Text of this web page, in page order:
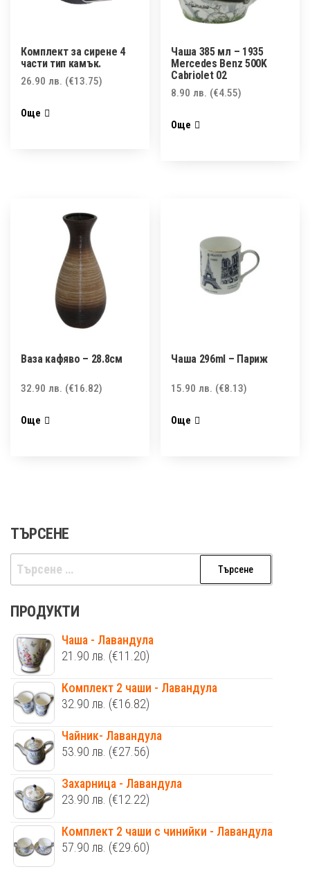
Комплект за сирене 4
части тип камък.
26.90 лв. (€13.75)
Още
Чаша 385 мл – 1935
Mercedes Benz 500K
Cabriolet 02
8.90лв. (€4.55)
Още
Ваза кафяво – 28.8см
32.90 лв. (€16.82)
Още
Чаша 296ml – Париж
15.90лв. (€8.13)
Още
ТЪРСЕНЕ
Търсене
за:
ПРОДУКТИ
Чаша - Лавандула
21.90 лв. (€11.20)
Комплект 2 чаши - Лавандула
32.90 лв. (€16.82)
Чайник- Лавандула
53.90 лв. (€27.56)
Захарница - Лавандула
23.90 лв. (€12.22)
Комплект 2 чаши с чинийки - Лавандула
57.90 лв. (€29.60)